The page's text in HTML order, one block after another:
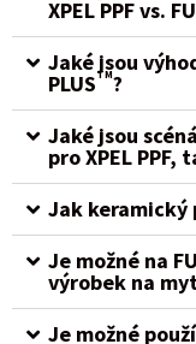
XPEL PPF vs.
Jaké jsou
PLUSTM?
Jaké jsou
pro XPEL
Jak keramický
Je možné na
výrobek na
Je možné